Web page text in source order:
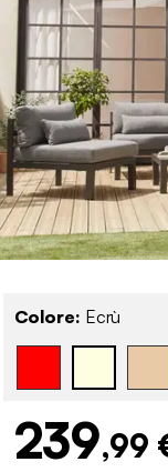
Colore: Ecrù
239,99